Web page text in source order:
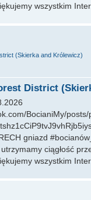
wszystkim
(Skierka and Królewicz)
District
BocianiMy/
gniazd
ciągłość
wszystkim